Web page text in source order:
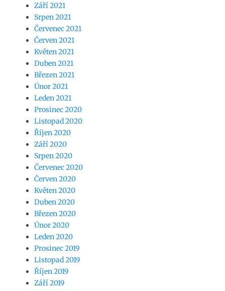
Září 2021
Srpen 2021
Červenec 2021
Červen 2021
Květen 2021
Duben 2021
Březen 2021
Únor 2021
Leden 2021
Prosinec 2020
Listopad 2020
Říjen 2020
Září 2020
Srpen 2020
Červenec 2020
Červen 2020
Květen 2020
Duben 2020
Březen 2020
Únor 2020
Leden 2020
Prosinec 2019
Listopad 2019
Říjen 2019
Září 2019